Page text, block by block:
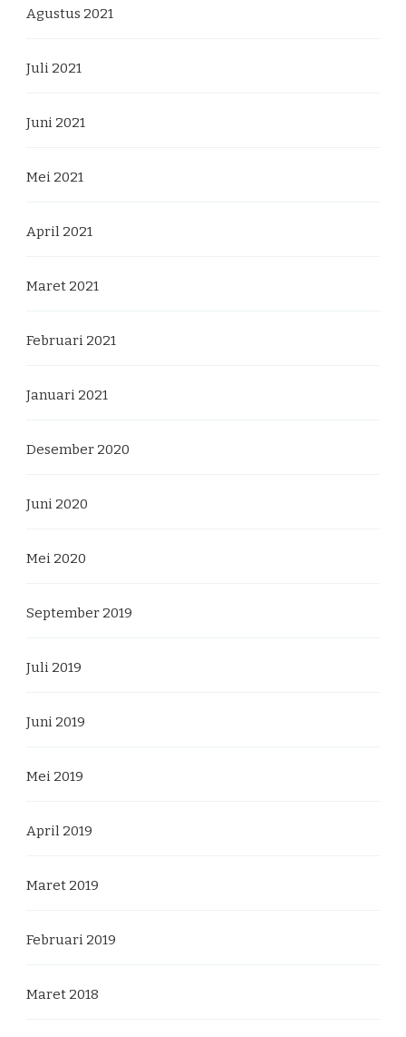
Agustus 2021
Juli 2021
Juni 2021
Mei 2021
April 2021
Maret 2021
Februari 2021
Januari 2021
Desember 2020
Juni 2020
Mei 2020
September 2019
Juli 2019
Juni 2019
Mei 2019
April 2019
Maret 2019
Februari 2019
Maret 2018